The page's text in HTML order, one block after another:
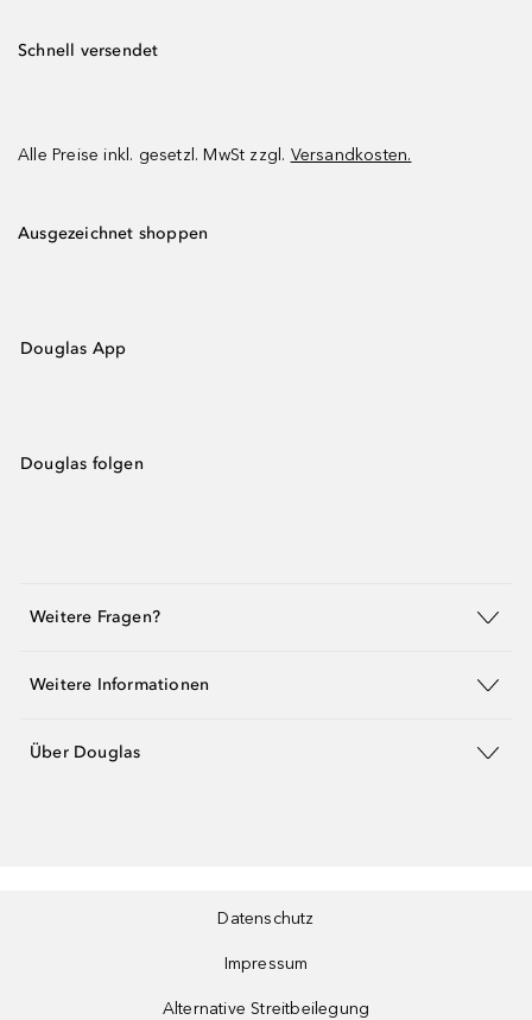
Schnell versendet
Alle Preise inkl. gesetzl. MwSt zzgl. Versandkosten.
Ausgezeichnet shoppen
Douglas App
Douglas folgen
Weitere Fragen?
Weitere Informationen
Über Douglas
Datenschutz
Impressum
Alternative Streitbeilegung